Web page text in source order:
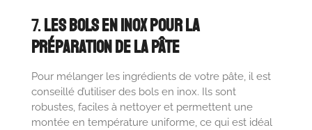
7.Les Bols en Inox pour la
Préparation de la Pâte
Pour mélanger les ingrédients de votre pâte, il est
conseillé d’utiliser des bols en inox. Ils sont
robustes, faciles à nettoyer et permettent une
montée en température uniforme, ce qui est idéal